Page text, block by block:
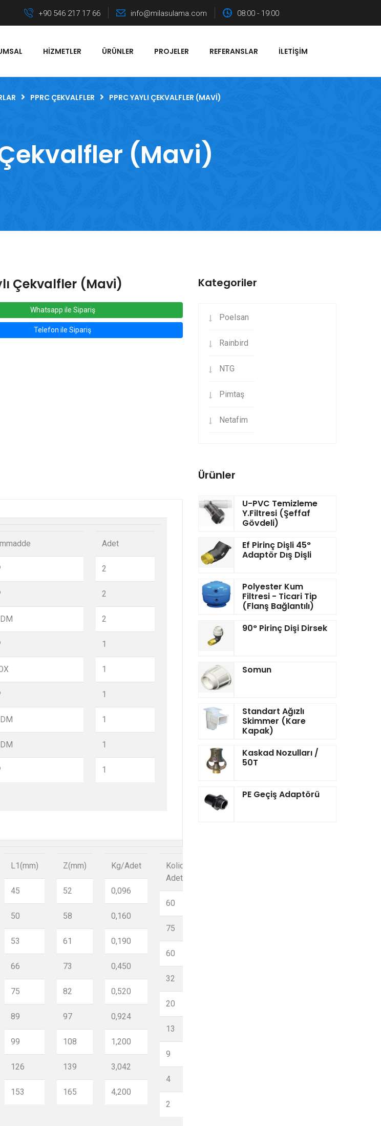
+90 546 217 17 66 info@milasulama.com 08:00 - 19:00
HIZMETLER ÜRÜNLER PROJELER REFERANSLAR İLETIŞIM
PPRC ÇEKVALFLER PPRC YAYLI ÇEKVALFLER (MAVI)
Çekvalfler (Mavi)
Çekvalfler (Mavi)
Whatsapp ile Sipariş
Telefon ile Sipariş
Adet
2
2
2
1
1
1
1
1
1
L1(mm)
45
50
53
66
75
89
99
126
153
Z(mm)
52
58
61
73
82
97
108
139
165
Kg/Adet
0,096
0,160
0,190
0,450
0,520
0,924
1,200
3,042
4,200
Kolideki
Adet
60
75
60
32
20
13
9
4
2
Kategoriler
Poelsan
Rainbird
NTG
Pimtaş
Netafim
Ürünler
U-PVC Temizleme
Y.Filtresi (Şeffaf
Gövdeli)
Ef Pirinç Dişli 45°
Adaptör Dış Dişli
Polyester Kum
Filtresi - Ticari Tip
(Flanş Bağlantılı)
90° Pirinç Dişi Dirsek
Somun
Standart Ağızlı
Skimmer (Kare
Kapak)
Kaskad Nozulları /
50T
PE Geçiş Adaptörü